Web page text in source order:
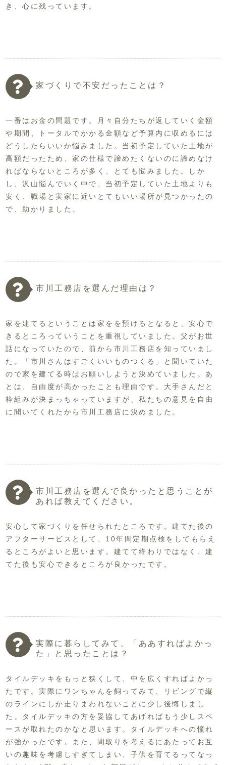
き、心に残っています。
家づくりで不安だったことは？
一番はお金の問題です。月々自分たちが返していく金額
や期間、トータルでかかる金額など予算内に収めるには
どうしたらいいか悩みました。当初予定していた土地が
高額だったため、家の仕様で諦めたくないのに諦めなけ
ればならないところが多く、とても悩みました。しか
し、沢山悩んでいく中で、当初予定していた土地よりも
安く、職場と実家に近いとてもいい場所が見つかったの
で、助かりました。
市川工務店を選んだ理由は？
家を建てるということは家をを預けるとなると、安心で
きるところっていうことを重視していました。父がお世
話になっていたので、前から市川工務店を知っていまし
た。「市川さんはすごくいいものつくる」と聞いていた
ので家を建てる時はお願いしようと決めていました。あ
とは、自由度が高かったことも理由です。大手さんだと
枠組みが決まっちゃっていますが、私たちの意見を自由
に聞いてくれたから市川工務店に決めました。
市川工務店を選んで良かったと思うことが
あれば教えてください。
安心して家づくりを任せられたところです。建てた後の
アフターサービスとして、10年間定期点検をしてもらえ
るところがよいと思います。建てて終わりではなく、建
てた後も安心できるところが良かったです。
実際に暮らしてみて、「ああすればよかっ
た」と思ったことは？
タイルデッキをもっと狭くして、中を広くすればよかっ
たです。実際にワンちゃんを飼ってみて、リビングで縦
のラインにしか走りまわれないことに少し後悔しまし
た。タイルデッキの方を妥協してあげればもう少しスペ
ースが取れたのかなと思います。タイルデッキへの憧れ
が強かったです。また、間取りを考えるにあたってお互
いの趣味を考慮しすぎてしまい、子供を育てるってなっ